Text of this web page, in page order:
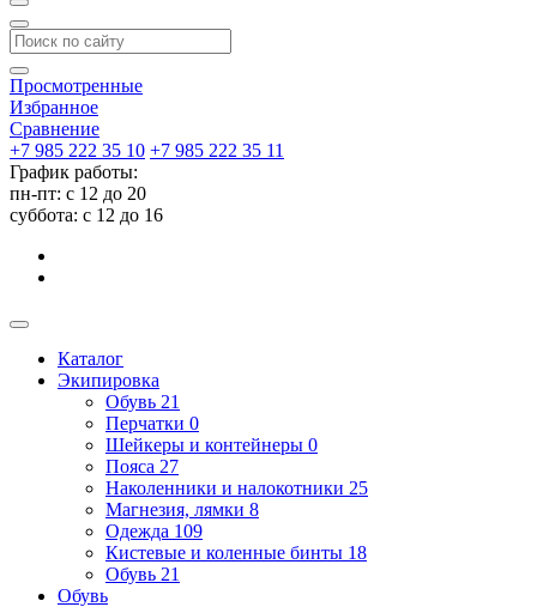
Просмотренные
Избранное
Сравнение
+7 985 222 35 10 +7 985 222 35 11
График работы:
пн-пт: с 12 до 20
суббота: c 12 до 16
Каталог
Экипировка
Обувь 21
Перчатки 0
Шейкеры и контейнеры 0
Пояса 27
Наколенники и налокотники 25
Магнезия, лямки 8
Одежда 109
Кистевые и коленные бинты 18
Обувь 21
Обувь